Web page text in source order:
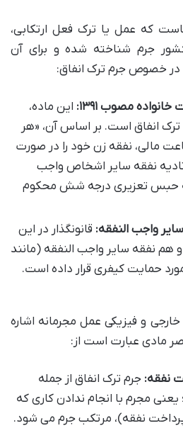
که عمل یا ترک فعل ارتکابی،
کشور جرم شناخته شده و برای آن
خصوص جرم ترک انفاق:
این ماده،
ترک انفاق است. بر اساس آن، «هر
مالی، نفقه زن خود را در صورت
تادیه نفقه سایر اشخاص واجب
به حبس تعزیری درجه شش محکوم
واجب النفقه: قانونگذار در این
هم نفقه سایر واجب النفقه (مانند
مورد حمایت کیفری قرار داده است.
و فیزیکی عمل مجرمانه اشاره
مادی عبارت است از:
نفقه: جرم ترک انفاق از جمله
مجرم با انجام ندادن کاری که
نفقه)، مرتکب جرم می شود.